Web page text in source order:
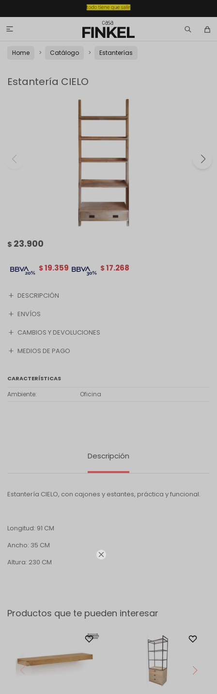


Home Catálogo Estanterías
Estantería CIELO
$ 23.900
$17.268
$19.359
DESCRIPCIÓN
ENVÍOS
CAMBIOS Y DEVOLUCIONES
MEDIOS DE PAGO
CARACTERÍSTICAS
Ambiente Oficina
Descripción
Estantería CIELO, con cajones y estantes, práctica y funcional.
Longitud: 91 CM
Ancho: 35 CM
Altura: 230 CM
Productos que te pueden interesar